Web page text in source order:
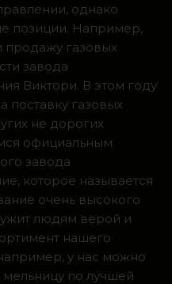
однако
позиции. Например,
газовых
завода
Виктори. В этом году
поставку газовых
не дорогих
официальным
завода
которое называется
очень высокого
людям верой и
нашего
у нас можно
мельницу по лучшей